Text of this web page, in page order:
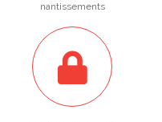
nantissements